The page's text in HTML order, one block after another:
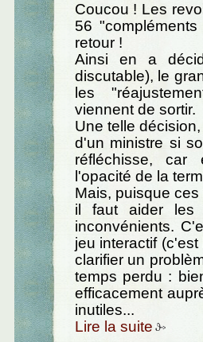
Coucou ! Les
56
retour !
Ainsi en a
discutable), le
les
viennent de sortir.
Une telle
d'un ministre si
réfléchisse, car
l'opacité de la
Mais, puisque
il faut aider les
inconvénients.
jeu interactif
clarifier un
temps perdu :
efficacement
inutiles...
Lire la suite